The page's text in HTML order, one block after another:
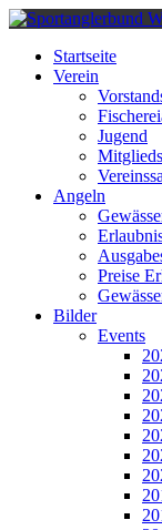
Startseite
Verein
Jugend
Angeln
Preise
Bilder
Events